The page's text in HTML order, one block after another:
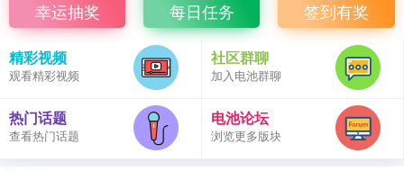
幸运抽奖 每日任务 签到有奖
精彩视频
观看精彩视频
社区群聊
加入电池群聊
热门话题
查看热门话题
电池论坛
浏览更多版块